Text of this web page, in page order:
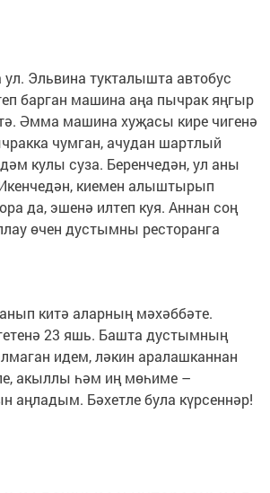
Эльвина тукталышта автобус
барган машина аңа пычрак яңгыр
Әмма машина хуҗасы кире чигенә
чумган, ачудан шартлый
кулы суза. Беренчедән, ул аны
киемен алыштырып
да, эшенә илтеп куя. Аннан соң
өчен дустымны ресторанга
китә аларның мәхәббәте.
23 яшь. Башта дустымның
идем, ләкин аралашканнан
акыллы һәм иң мөһиме –
аңладым. Бәхетле була күрсеннәр!